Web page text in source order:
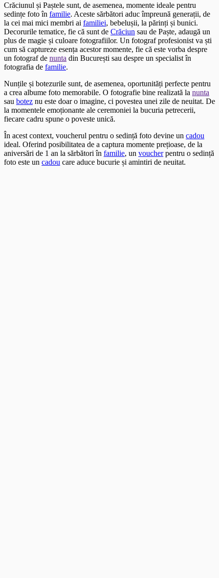
Crăciunul și Paștele sunt, de asemenea, momente ideale pentru
sedințe foto în familie. Aceste sărbători aduc împreună generații, de
la cei mai mici membri ai familiei, bebelușii, la părinți și bunici.
Decorurile tematice, fie că sunt de Crăciun sau de Paște, adaugă un
plus de magie și culoare fotografiilor. Un fotograf profesionist va ști
cum să captureze esența acestor momente, fie că este vorba despre
un fotograf de nunta din București sau despre un specialist în
fotografia de familie.
Nunțile și botezurile sunt, de asemenea, oportunități perfecte pentru
a crea albume foto memorabile. O fotografie bine realizată la nunta
sau botez nu este doar o imagine, ci povestea unei zile de neuitat. De
la momentele emoționante ale ceremoniei la bucuria petrecerii,
fiecare cadru spune o poveste unică.
În acest context, voucherul pentru o sedință foto devine un cadou
ideal. Oferind posibilitatea de a captura momente prețioase, de la
aniversări de 1 an la sărbători în familie, un voucherpentru o sedință
foto este un cadou care aduce bucurie și amintiri de neuitat.